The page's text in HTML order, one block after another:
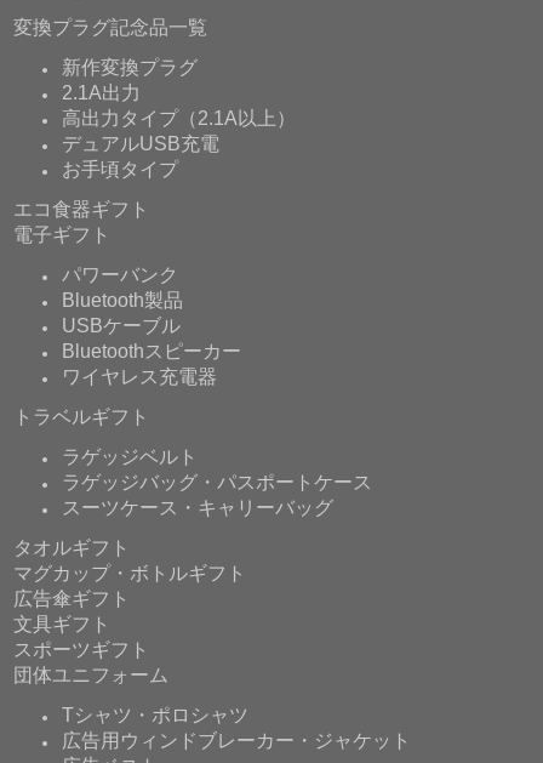
変換プラグ記念品一覧
新作変換プラグ
2.1A出力
高出力タイプ（2.1A以上）
デュアルUSB充電
お手頃タイプ
エコ食器ギフト
電子ギフト
パワーバンク
Bluetooth製品
USBケーブル
Bluetoothスピーカー
ワイヤレス充電器
トラベルギフト
ラゲッジベルト
ラゲッジバッグ・パスポートケース
スーツケース・キャリーバッグ
タオルギフト
マグカップ・ボトルギフト
広告傘ギフト
文具ギフト
スポーツギフト
団体ユニフォーム
Tシャツ・ポロシャツ
広告用ウィンドブレーカー・ジャケット